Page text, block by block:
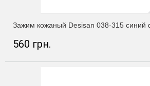
Зажим кожаный Desisan 038-315 синий
560 грн.